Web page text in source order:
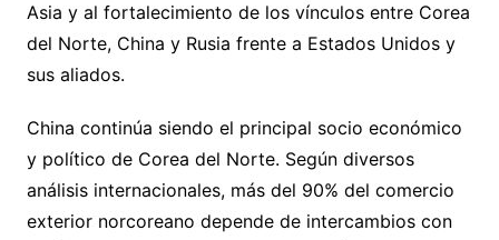
Asia y al fortalecimiento de los vínculos entre Corea
del Norte, China y Rusia frente a Estados Unidos y
sus aliados.
China continúa siendo el principal socio económico
y político de Corea del Norte. Según diversos
análisis internacionales, más del 90% del comercio
exterior norcoreano depende de intercambios con